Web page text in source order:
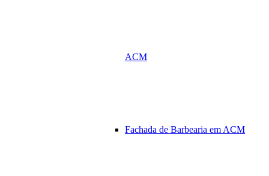
ACM
Fachada de Barbearia em ACM